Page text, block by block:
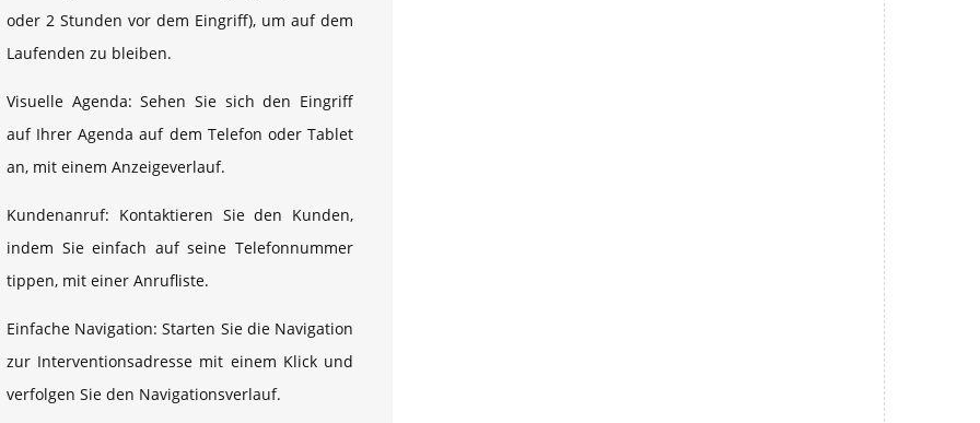
oder 2 Stunden vor dem Eingriff), um auf dem
Laufenden zu bleiben.
Visuelle Agenda: Sehen Sie sich den Eingriff
auf Ihrer Agenda auf dem Telefon oder Tablet
an, mit einem Anzeigeverlauf.
Kundenanruf: Kontaktieren Sie den Kunden,
indem Sie einfach auf seine Telefonnummer
tippen, mit einer Anrufliste.
Einfache Navigation: Starten Sie die Navigation
zur Interventionsadresse mit einem Klick und
verfolgen Sie den Navigationsverlauf.